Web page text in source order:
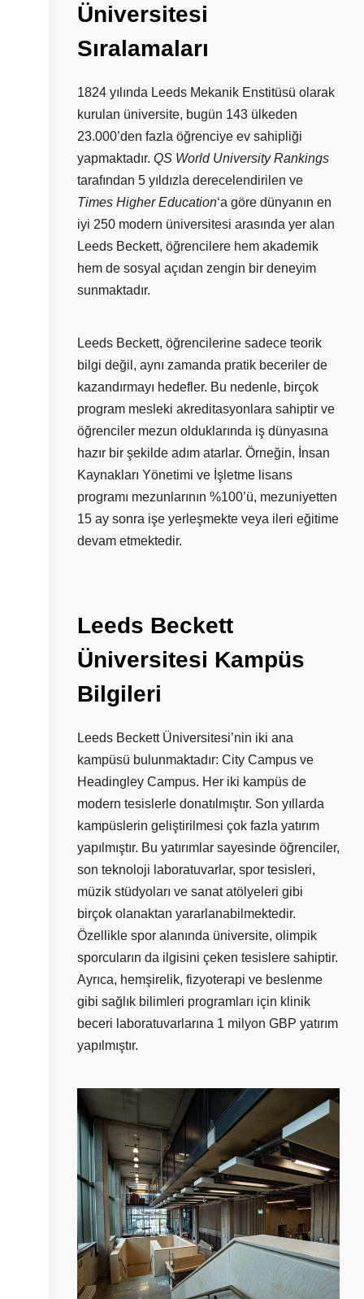
Üniversitesi
Sıralamaları
1824 yılında Leeds Mekanik Enstitüsü olarak
kurulan üniversite, bugün 143 ülkeden
23.000’den fazla öğrenciye ev sahipliği
yapmaktadır. QS World University Rankings
tarafından 5 yıldızla derecelendirilen ve
Times Higher Education‘a göre dünyanın en
iyi 250 modern üniversitesi arasında yer alan
Leeds Beckett, öğrencilere hem akademik
hem de sosyal açıdan zengin bir deneyim
sunmaktadır.
Leeds Beckett, öğrencilerine sadece teorik
bilgi değil, aynı zamanda pratik beceriler de
kazandırmayı hedefler. Bu nedenle, birçok
program mesleki akreditasyonlara sahiptir ve
öğrenciler mezun olduklarında iş dünyasına
hazır bir şekilde adım atarlar. Örneğin, İnsan
Kaynakları Yönetimi ve İşletme lisans
programı mezunlarının %100’ü, mezuniyetten
15 ay sonra işe yerleşmekte veya ileri eğitime
devam etmektedir.
Leeds Beckett
Üniversitesi Kampüs
Bilgileri
Leeds Beckett Üniversitesi’nin iki ana
kampüsü bulunmaktadır: City Campus ve
Headingley Campus. Her iki kampüs de
modern tesislerle donatılmıştır. Son yıllarda
kampüslerin geliştirilmesi çok fazla yatırım
yapılmıştır. Bu yatırımlar sayesinde öğrenciler,
son teknoloji laboratuvarlar, spor tesisleri,
müzik stüdyoları ve sanat atölyeleri gibi
birçok olanaktan yararlanabilmektedir.
Özellikle spor alanında üniversite, olimpik
sporcuların da ilgisini çeken tesislere sahiptir.
Ayrıca, hemşirelik, fizyoterapi ve beslenme
gibi sağlık bilimleri programları için klinik
beceri laboratuvarlarına 1 milyon GBP yatırım
yapılmıştır.